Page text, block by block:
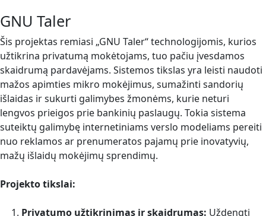
GNU Taler
Šis projektas remiasi „GNU Taler“ technologijomis, kurios
užtikrina privatumą mokėtojams, tuo pačiu įvesdamos
skaidrumą pardavėjams. Sistemos tikslas yra leisti naudoti
mažos apimties mikro mokėjimus, sumažinti sandorių
išlaidas ir sukurti galimybes žmonėms, kurie neturi
lengvos prieigos prie bankinių paslaugų. Tokia sistema
suteiktų galimybę internetiniams verslo modeliams pereiti
nuo reklamos ar prenumeratos pajamų prie inovatyvių,
mažų išlaidų mokėjimų sprendimų.
Projekto tikslai:
Privatumo užtikrinimas ir skaidrumas: Uždengti